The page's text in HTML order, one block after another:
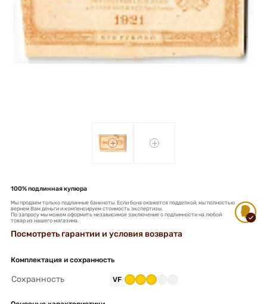
+ +
100% подлинная купюра
Мы продаем только подлинные банкноты. Если бона окажется подделкой, мы полностью
вернем Вам деньги и компенсируем стоимость экспертизы.
По запросу мы можем оформить независимое заключение о подлинности на любой
товар из нашего магазина.
Посмотреть гарантии и условия возврата
Комплектация и сохранность
Сохранность VF